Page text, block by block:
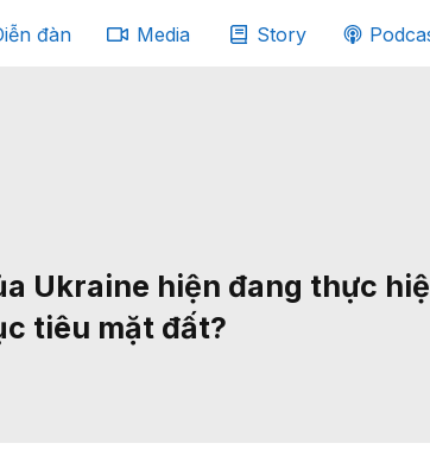
đàn Media Story
Ukraine hiện đang thực
tiêu mặt đất?